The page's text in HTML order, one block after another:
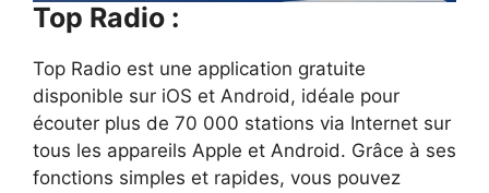
Top Radio :
Top Radio est une application gratuite
disponible sur iOS et Android, idéale pour
écouter plus de 70 000 stations via Internet sur
tous les appareils Apple et Android. Grâce à ses
fonctions simples et rapides, vous pouvez